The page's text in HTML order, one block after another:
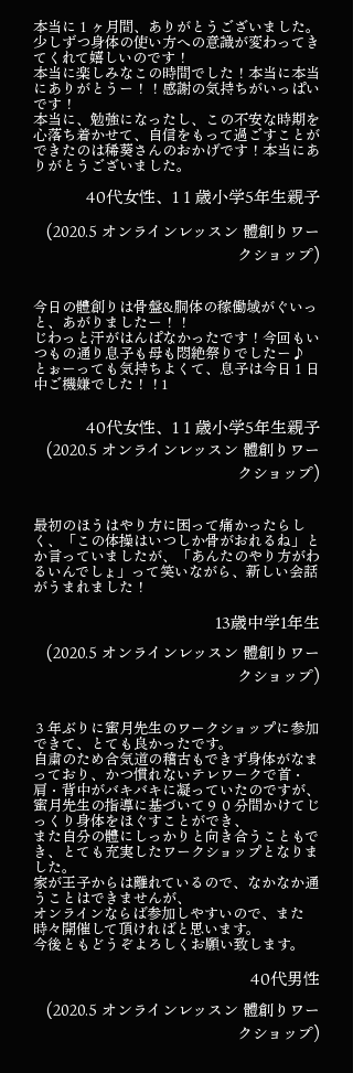
本当に１ヶ月間、ありがとうございました。
少しずつ身体の使い方への意識が変わってき
てくれて嬉しいのです！
本当に楽しみなこの時間でした！本当に本当
にありがとうー！！感謝の気持ちがいっぱい
です！
本当に、勉強になったし、この不安な時期を
心落ち着かせて、自信をもって過ごすことが
できたのは稀葵さんのおかげです！本当にあ
りがとうございました。
40代女性、1１歳小学5年生親子
(2020.5 オンラインレッスン 體創りワー
クショップ)
今日の體創りは骨盤&胴体の稼働域がぐいっ
と、あがりましたー！！
じわっと汗がはんぱなかったです！今回もい
つもの通り息子も母も悶絶祭りでしたー♪
とぉーっても気持ちよくて、息子は今日１日
中ご機嫌でした！！1
40代女性、1１歳小学5年生親子
(2020.5 オンラインレッスン 體創りワー
クショップ)
最初のほうはやり方に困って痛かったらし
く、「この体操はいつしか骨がおれるね」と
か言っていましたが、「あんたのやり方がわ
るいんでしょ」って笑いながら、新しい会話
がうまれました！
13歳中学1年生
(2020.5 オンラインレッスン 體創りワー
クショップ)
３年ぶりに蜜月先生のワークショップに参加
できて、とても良かったです。
自粛のため合気道の稽古もできず身体がなま
っており、かつ慣れないテレワークで首・
肩・背中がバキバキに凝っていたのですが、
蜜月先生の指導に基づいて９０分間かけてじ
っくり身体をほぐすことができ、
また自分の體にしっかりと向き合うこともで
き、とても充実したワークショップとなりま
した。
家が王子からは離れているので、なかなか通
うことはできませんが、
オンラインならば参加しやすいので、また
時々開催して頂ければと思います。
今後ともどうぞよろしくお願い致します。
40代男性
(2020.5 オンラインレッスン 體創りワー
クショップ)